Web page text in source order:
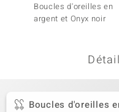
Boucles d'oreilles en
argent et Onyx noir
Boucles d'oreilles